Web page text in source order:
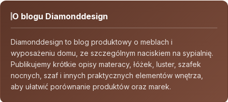
O blogu Diamonddesign
Diamonddesign to blog produktowy o meblach i
wyposażeniu domu, ze szczególnym naciskiem na sypialnię.
Publikujemy krótkie opisy materacy, łóżek, luster, szafek
nocnych, szaf i innych praktycznych elementów wnętrza,
aby ułatwić porównanie produktów oraz marek.